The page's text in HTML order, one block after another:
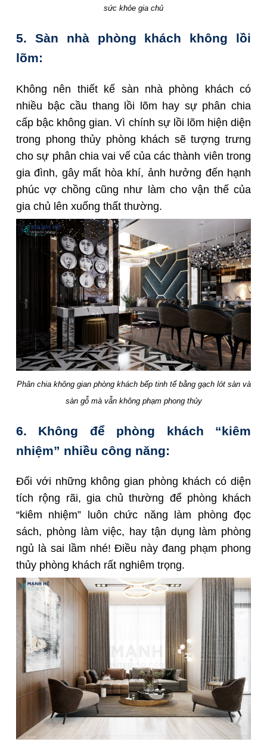
sức khỏe gia chủ
5. Sàn nhà phòng khách không lồi
lõm:
Không nên thiết kế sàn nhà phòng khách có
nhiều bậc cầu thang lồi lõm hay sự phân chia
cấp bậc không gian. Vì chính sự lồi lõm hiện diện
trong phong thủy phòng khách sẽ tượng trưng
cho sự phân chia vai vế của các thành viên trong
gia đình, gây mất hòa khí, ảnh hưởng đến hạnh
phúc vợ chồng cũng như làm cho vận thế của
gia chủ lên xuống thất thường.
Phân chia không gian phòng khách bếp tinh tế bằng gạch lót sàn và
sàn gỗ mà vẫn không phạm phong thủy
6. Không để phòng khách “kiêm
nhiệm” nhiều công năng:
Đối với những không gian phòng khách có diện
tích rộng rãi, gia chủ thường để phòng khách
“kiêm nhiệm” luôn chức năng làm phòng đọc
sách, phòng làm việc, hay tận dụng làm phòng
ngủ là sai lầm nhé! Điều này đang phạm phong
thủy phòng khách rất nghiêm trọng.